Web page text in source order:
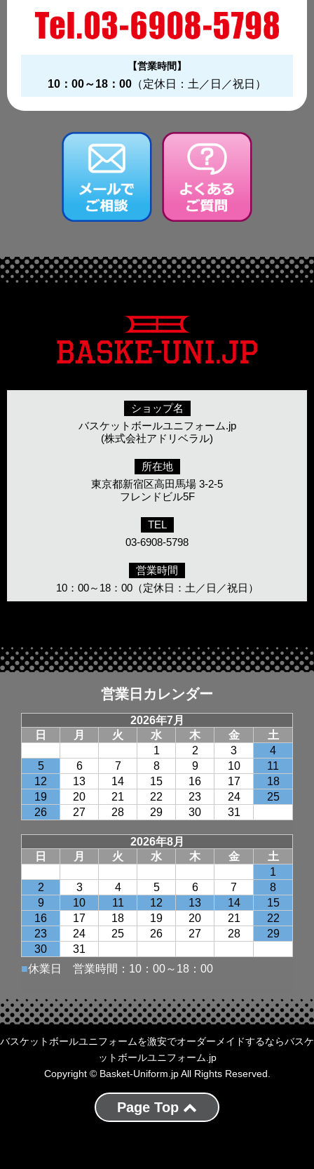
【営業時間】
10：00～18：00 （定休日：土／日／祝日）
ショップ名
バスケットボールユニフォーム.jp
(株式会社アドリベラル)
所在地
東京都新宿区高田馬場 3-2-5
フレンドビル5F
TEL
03-6908-5798
営業時間
10：00～18：00（定休日：土／日／祝日）
営業日カレンダー
バスケットボールユニフォームを激安でオーダーメイドするならバスケ
ットボールユニフォーム.jp
Copyright © Basket-Uniform.jp All Rights Reserved.
Page Top